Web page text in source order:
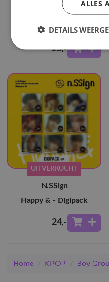
N.SSign
Love potion
25,-
UITVERKOCHT
N.SSign
Happy & - Digipack
24,-
Home / KPOP / Boy
ALLES
DETAILS